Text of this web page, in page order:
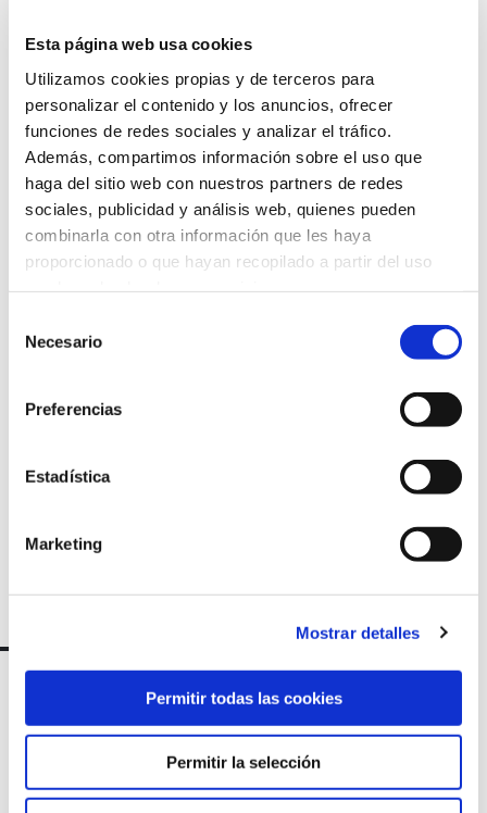
Esta página web usa cookies
Utilizamos cookies propias y de terceros para
personalizar el contenido y los anuncios, ofrecer
funciones de redes sociales y analizar el tráfico.
Además, compartimos información sobre el uso que
haga del sitio web con nuestros partners de redes
sociales, publicidad y análisis web, quienes pueden
combinarla con otra información que les haya
proporcionado o que hayan recopilado a partir del uso
Necesario
Preferencias
Estadística
Marketing
Mostrar detalles
Permitir todas las cookies
Permitir la selección
Etiquetas : Acoruña, Diseño, Diseñográfico, Empleo,
Prácticas
Volver
Suscríbete a